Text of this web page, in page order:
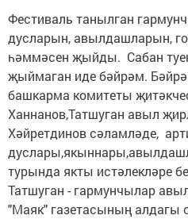
Фестиваль танылган
дусларын, авылдашларын,
һәммәсен җыйды. Сабан
җыймаган иде бәйрәм.
башкарма комитеты
Ханнанов,Татшуган авыл
Хәйретдинов сәламләде,
турында якты истәлекләре
Татшуган - гармунчылар
"Маяк" газетасының алдагы